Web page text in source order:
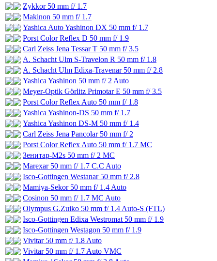
Zykkor 50 mm f/ 1.7
Makinon 50 mm f/ 1.7
Yashica Auto Yashinon DX 50 mm f/ 1.7
Porst Color Reflex D 50 mm f/ 1.9
Carl Zeiss Jena Tessar T 50 mm f/ 3.5
A. Schacht Ulm S-Travelon R 50 mm f/ 1.8
A. Schacht Ulm Edixa-Travenar 50 mm f/ 2.8
Yashica Yashinon 50 mm f/ 2 Auto
Meyer-Optik Görlitz Primotar E 50 mm f/ 3.5
Porst Color Reflex Auto 50 mm f/ 1.8
Yashica Yashinon-DS 50 mm f/ 1.7
Yashica Yashinon DS-M 50 mm f/ 1.4
Carl Zeiss Jena Pancolar 50 mm f/ 2
Porst Color Reflex Auto 50 mm f/ 1.7 MC
Зенитар-М2s 50 mm f/ 2 MC
Marexar 50 mm f/ 1.7 C.C Auto
Isco-Gottingen Westanar 50 mm f/ 2.8
Mamiya-Sekor 50 mm f/ 1.4 Auto
Cosinon 50 mm f/ 1.7 MC Auto
Olympus G.Zuiko 50 mm f/ 1.4 Auto-S (FTL)
Isco-Gottingen Edixa Westromat 50 mm f/ 1.9
Isco-Gottingen Westagon 50 mm f/ 1.9
Vivitar 50 mm f/ 1.8 Auto
Vivitar 50 mm f/ 1.7 Auto VMC